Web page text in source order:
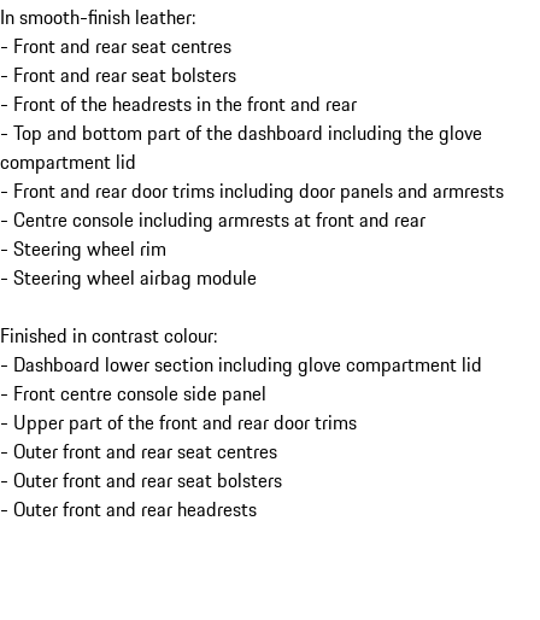
In smooth-finish leather:
- Front and rear seat centres
- Front and rear seat bolsters
- Front of the headrests in the front and rear
- Top and bottom part of the dashboard including the glove
compartment lid
- Front and rear door trims including door panels and armrests
- Centre console including armrests at front and rear
- Steering wheel rim
- Steering wheel airbag module
Finished in contrast colour:
- Dashboard lower section including glove compartment lid
- Front centre console side panel
- Upper part of the front and rear door trims
- Outer front and rear seat centres
- Outer front and rear seat bolsters
- Outer front and rear headrests